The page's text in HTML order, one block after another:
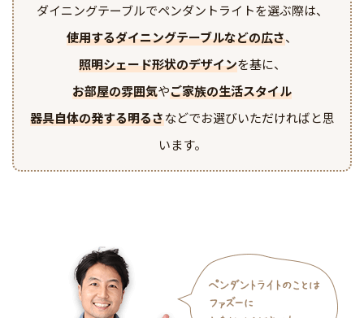
ダイニングテーブルでペンダントライトを選ぶ際は、
使用するダイニングテーブルなどの広さ、
照明シェード形状のデザインを基に、
お部屋の雰囲気やご家族の生活スタイル
器具自体の発する明るさなどでお選びいただければと思
います。